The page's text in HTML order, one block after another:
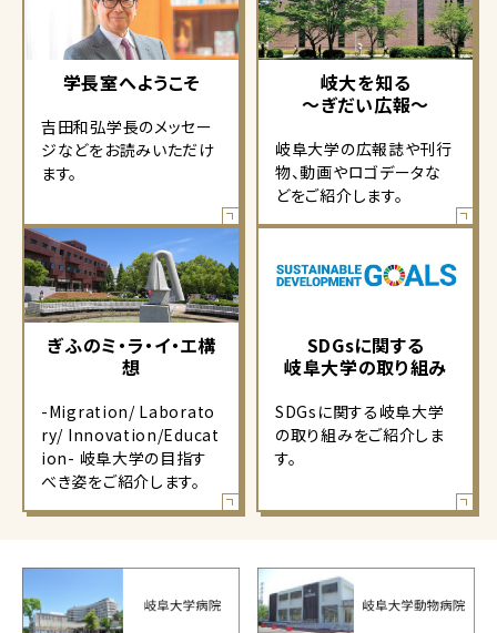
学長室へようこそ
吉田和弘学長のメッセー
ジなどをお読みいただけ
ます。
岐大を知る
～ぎだい広報～
岐阜大学の広報誌や刊行
物、動画やロゴデータな
どをご紹介します。
ぎふのミ・ラ・イ・エ構
想
-Migration/ Laborato
ry/ Innovation/Educat
ion- 岐阜大学の目指す
べき姿をご紹介します。
SDGsに関する
岐阜大学の取り組み
SDGsに関する岐阜大学
の取り組みをご紹介しま
す。